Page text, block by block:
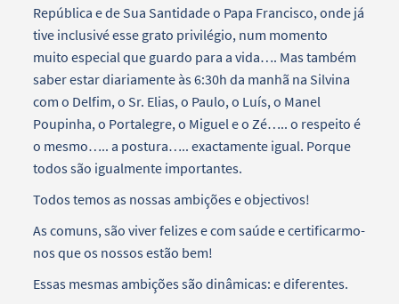
República e de Sua Santidade o Papa Francisco, onde já
tive inclusivé esse grato privilégio, num momento
muito especial que guardo para a vida…. Mas também
saber estar diariamente às 6:30h da manhã na Silvina
com o Delfim, o Sr. Elias, o Paulo, o Luís, o Manel
Poupinha, o Portalegre, o Miguel e o Zé….. o respeito é
o mesmo….. a postura….. exactamente igual. Porque
todos são igualmente importantes.
Todos temos as nossas ambições e objectivos!
As comuns, são viver felizes e com saúde e certificarmo-
nos que os nossos estão bem!
Essas mesmas ambições são dinâmicas: e diferentes.